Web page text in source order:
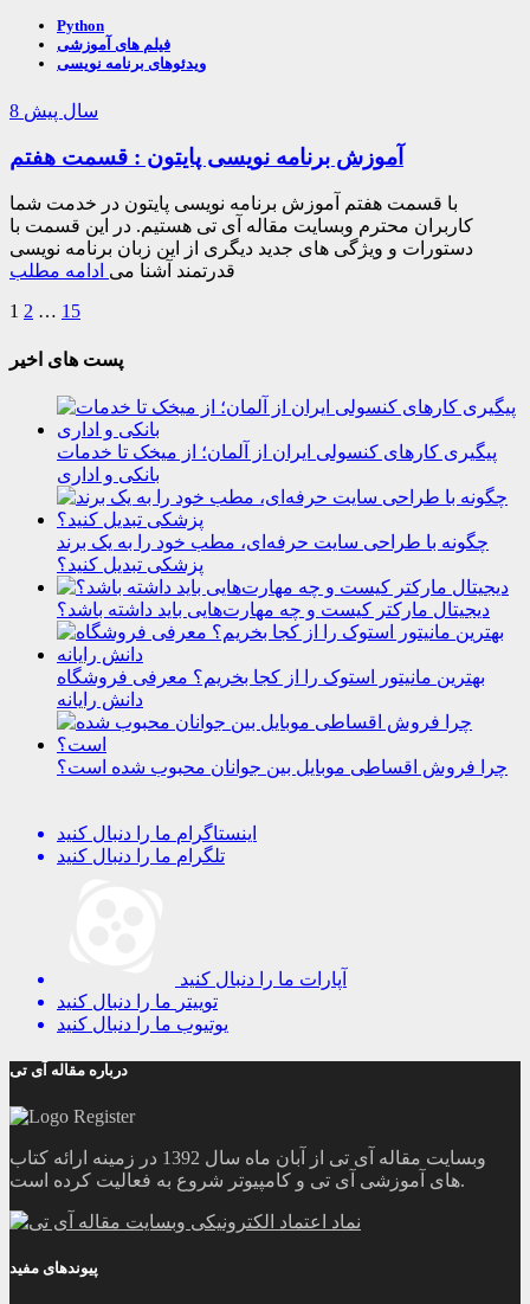
Python
فیلم های آموزشی
ویدئوهای برنامه نویسی
8 سال پیش
آموزش برنامه نویسی پایتون : قسمت هفتم
با قسمت هفتم آموزش برنامه نویسی پایتون در خدمت شما
کاربران محترم وبسایت مقاله آی تی هستیم. در این قسمت با
دستورات و ویژگی های جدید دیگری از این زبان برنامه نویسی
قدرتمند آشنا می ادامه مطلب
1 2 … 15
پست های اخیر
پیگیری کارهای کنسولی ایران از آلمان؛ از میخک تا خدمات
بانکی و اداری
چگونه با طراحی سایت حرفه‌ای، مطب خود را به یک برند
پزشکی تبدیل کنید؟
دیجیتال مارکتر کیست و چه مهارت‌هایی باید داشته باشد؟
بهترین مانیتور استوک را از کجا بخریم؟ معرفی فروشگاه
دانش رایانه
چرا فروش اقساطی موبایل بین جوانان محبوب شده است؟
اینستاگرام ما را دنبال کنید
تلگرام ما را دنبال کنید
آپارات ما را دنبال کنید
توییتر ما را دنبال کنید
یوتیوب ما را دنبال کنید
درباره مقاله آی تی
وبسایت مقاله آی تی از آبان ماه سال 1392 در زمینه ارائه کتاب
های آموزشی آی تی و کامپیوتر شروع به فعالیت کرده است.
پیوندهای مفید